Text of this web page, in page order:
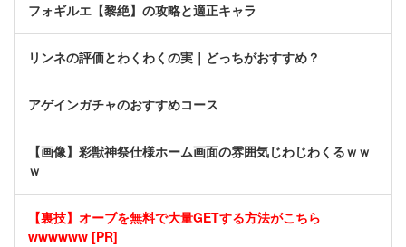
フォギルエ【黎絶】の攻略と適正キャラ
リンネの評価とわくわくの実｜どっちがおすすめ？
アゲインガチャのおすすめコース
【画像】彩獣神祭仕様ホーム画面の雰囲気じわじわくるｗｗ
ｗ
【裏技】オーブを無料で大量GETする方法がこちら
wwwwww [PR]